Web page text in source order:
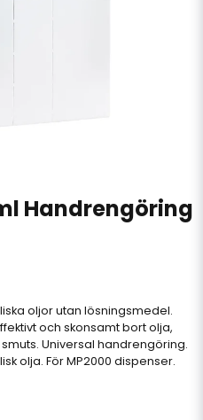
Handrengöring
oljor utan lösningsmedel.
och skonsamt bort olja,
Universal handrengöring.
olja. För MP2000 dispenser.